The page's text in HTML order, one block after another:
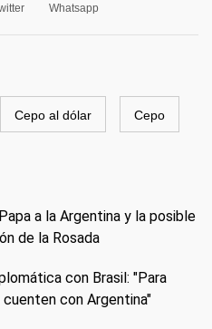
Whatsapp
Cepo al dólar Cepo
a la Argentina y la posible
de la Rosada
con Brasil: "Para
con Argentina"